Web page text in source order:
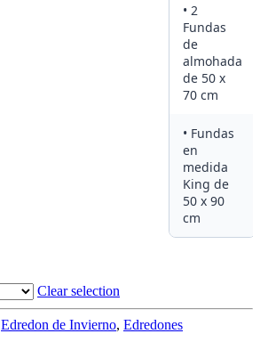
• 2
Fundas
de
almohada
de 50 x
70 cm
• Fundas
en
medida
King de
50 x 90
cm
Clear selection
Edredon de Invierno, Edredones